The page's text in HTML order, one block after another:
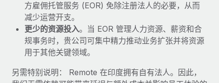
方雇佣托管服务 (EOR) 免除注册法人的必要，从而
减少运营开支。
更少的资源投入。当 EOR 管理人力资源、薪资和合
规事务时，贵公司可集中精力推动业务扩张并将资源
用于其他关键领域。
另需特别说明： Remote 在印度拥有自有法人。因此，